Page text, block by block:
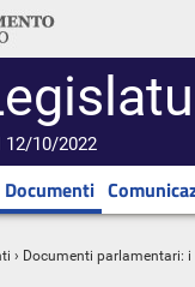
12/10/2022
Documenti
› Documenti parlamentari: i